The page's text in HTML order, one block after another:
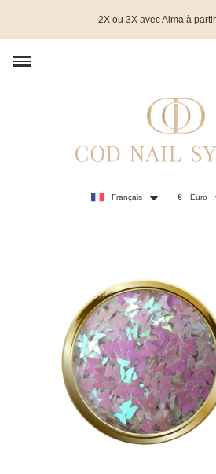
2X ou 3X avec Alma à
Français € Euro